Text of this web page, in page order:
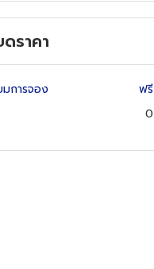
ดราคา
มการจอง
ฟรี
0
รเลีย